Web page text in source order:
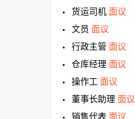
货运司机 面议
文员 面议
行政主管 面议
仓库经理 面议
操作工 面议
董事长助理 面议
销售代表 面议